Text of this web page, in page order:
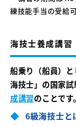
海技士養成講習
船乗り（船員）
海技士」の国家
成講習のことです。
6級海技士と